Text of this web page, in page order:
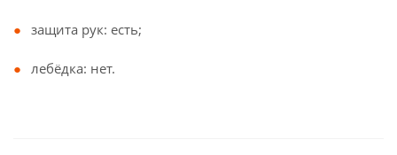
защита рук: есть;
лебёдка: нет.